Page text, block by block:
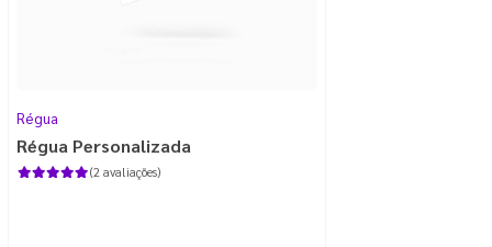
Régua
Régua Personalizada
(2 avaliações)